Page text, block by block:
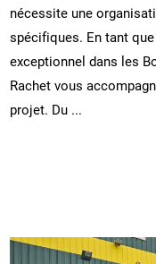
nécessite une
spécifiques. En tant
exceptionnel dans les
Rachet vous
projet. Du ...